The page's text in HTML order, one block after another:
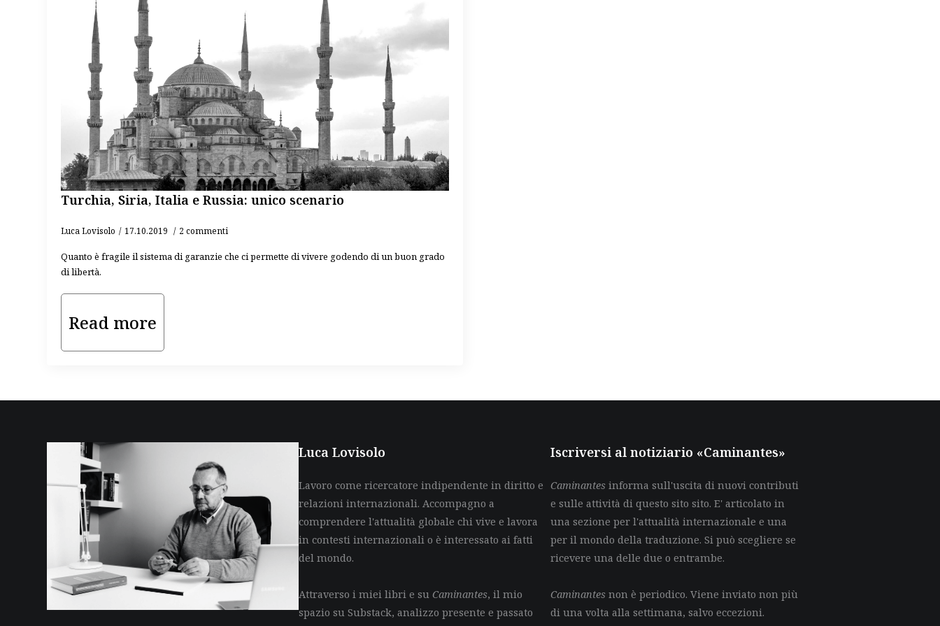
Turchia, Siria, Italia e Russia: unico scenario
Luca Lovisolo 17.10.2019 2 commenti
Quanto è fragile il sistema di garanzie che ci permette di vivere godendo di un buon grado
di libertà.
Read more
Luca Lovisolo
Lavoro come ricercatore indipendente in diritto e
relazioni internazionali. Accompagno a
comprendere l'attualità globale chi vive e lavora
in contesti internazionali o è interessato ai fatti
del mondo.
Attraverso i miei libri e suCaminantes, il mio
spazio su Substack, analizzo presente e passato
Iscriversi al notiziario «Caminantes»
Caminantes informa sull'uscita di nuovi contributi
e sulle attività di questo sito sito. E' articolato in
una sezione per l'attualità internazionale e una
per il mondo della traduzione. Si può scegliere se
ricevere una delle due o entrambe.
Caminantes non è periodico. Viene inviato non più
di una volta alla settimana, salvo eccezioni.